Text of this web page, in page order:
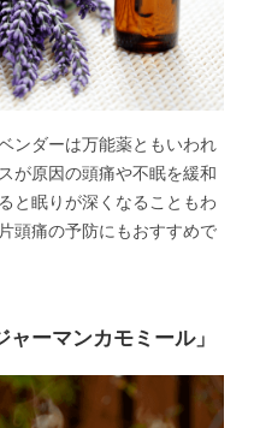
ンダーは万能薬ともいわれ
が原因の頭痛や不眠を緩和
と眠りが深くなることもわ
頭痛の予防にもおすすめで
ーマンカモミール」